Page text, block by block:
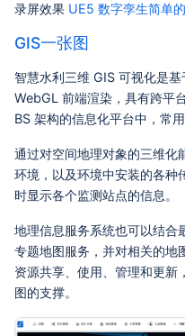
录屏效果 UE5 数字孪生简单
GIS一张图
智慧水利三维 GIS 可视化是
WebGL 前端渲染，具有跨平
BS 架构的信息化平台中，常
通过对空间地理对象的三维化
环境，以及环境中安装的各种
时显示各个监测站点的信息。
地理信息服务系统也可以结合
专题地图服务，并对相关的地
资源共享、使用、管理和更新
图的支撑。